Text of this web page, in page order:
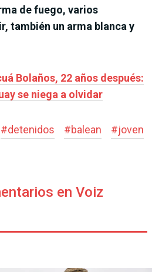
de fuego, varios
también un arma blanca y
Bolaños, 22 años después:
se niega a olvidar
#detenidos #balean #joven
en Voiz